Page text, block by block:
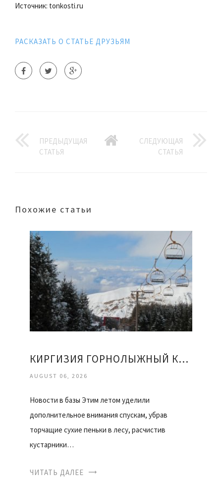
Источник: tonkosti.ru
РАСКАЗАТЬ О СТАТЬЕ ДРУЗЬЯМ
ПРЕДЫДУЩАЯ
СТАТЬЯ
СЛЕДУЮЩАЯ
СТАТЬЯ
Похожие статьи
КИРГИЗИЯ ГОРНОЛЫЖНЫЙ КУРОРТ КАРАКОЛ ОТЗЫВЫ
AUGUST 06, 2026
Новости в базы Этим летом уделили
дополнительное внимания спускам, убрав
торчащие сухие пеньки в лесу, расчистив
кустарники…
ЧИТАТЬ ДАЛЕЕ